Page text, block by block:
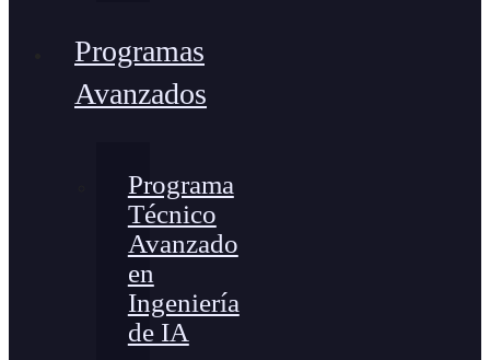
Programas
Avanzados
Programa
Técnico
Avanzado
en
Ingeniería
de IA